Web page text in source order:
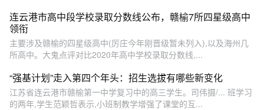
连云港市高中段学校录取分数线公布，赣榆7所四星级高中
领衔
主要涉及赣榆的四星级高中(厉庄今年刚晋级暂未列入),以及海州几
所高中。大鬼点评对比2020年高中学校录取分数线,...
“强基计划”走入第四个年头：招生选拔有哪些新变化
江苏省连云港市赣榆第一中学复习中的高三学生。司伟摄/... 班学习
的两年,学生范颖哲表示,小班制教学增强了课堂的互...